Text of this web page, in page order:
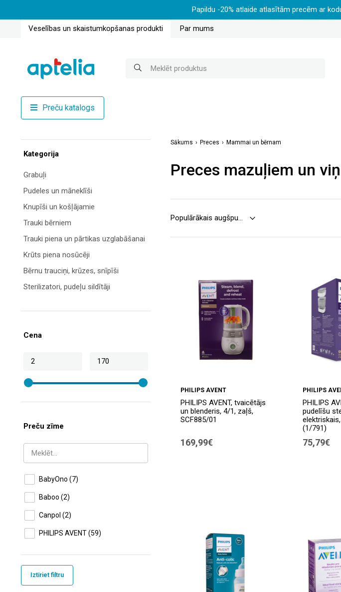
Papildu -20% atlaide atlasītām precēm ar
Veselības un skaistumkopšanas produkti Par mums
Preču katalogs
Kategorija
Grabuļi
Pudeles un māneklīši
Knupīši un košļājamie
Trauki bērniem
Trauki piena un pārtikas uzglabāšanai
Krūts piena nosūcēji
Bērnu trauciņi, krūzes, snīpīši
Sterilizatori, pudeļu sildītāji
Cena
Preču zīme
BabyOno (7)
Baboo (2)
Canpol (2)
PHILIPS AVENT(59)
Iztīriet filtru
Sākums Preces Mammai un bērnam
Preces mazuļiem un
PHILIPS AVENT
PHILIPS AVENT, tvaicētājs
un blenderis, 4/1, zaļš,
SCF885/01
169,99€
PHILIPS
PHILIPS
pudelīšu
(1/791)
75,79€